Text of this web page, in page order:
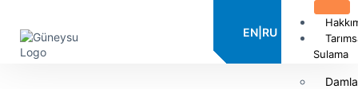
EN RU
Sulama